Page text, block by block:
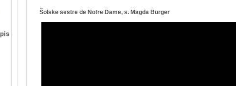
Šolske sestre de Notre Dame, s. Magda Burger